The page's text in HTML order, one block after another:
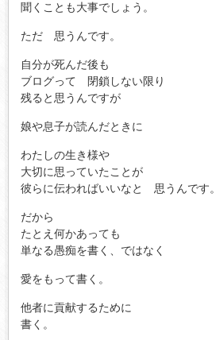
聞くことも大事でしょう。
ただ 思うんです。
自分が死んだ後も
ブログって 閉鎖しない限り
残ると思うんですが
娘や息子が読んだときに
わたしの生き様や
大切に思っていたことが
彼らに伝わればいいなと 思うんです。
だから
たとえ何かあっても
単なる愚痴を書く、ではなく
愛をもって書く。
他者に貢献するために
書く。